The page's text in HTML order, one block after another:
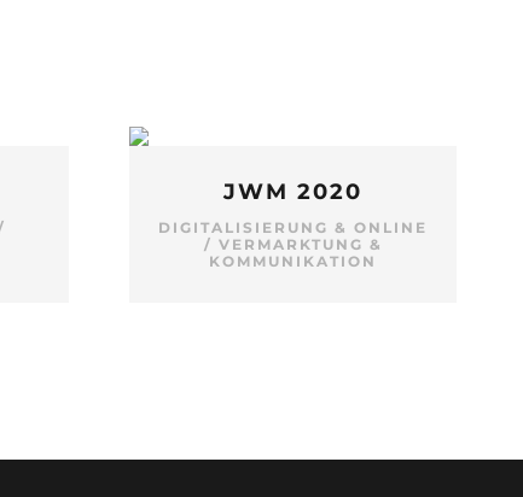
JWM 2020
DIGITALISIERUNG & ONLINE
/ VERMARKTUNG &
KOMMUNIKATION